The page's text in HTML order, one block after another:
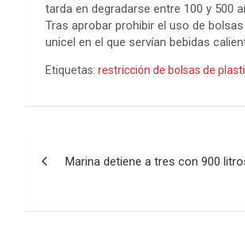
tarda en degradarse entre 100 y 500
Tras aprobar prohibir el uso de
unicel en el que servían bebidas
Etiquetas: restricción de bolsas de
entradas
Marina detiene a tres con 900